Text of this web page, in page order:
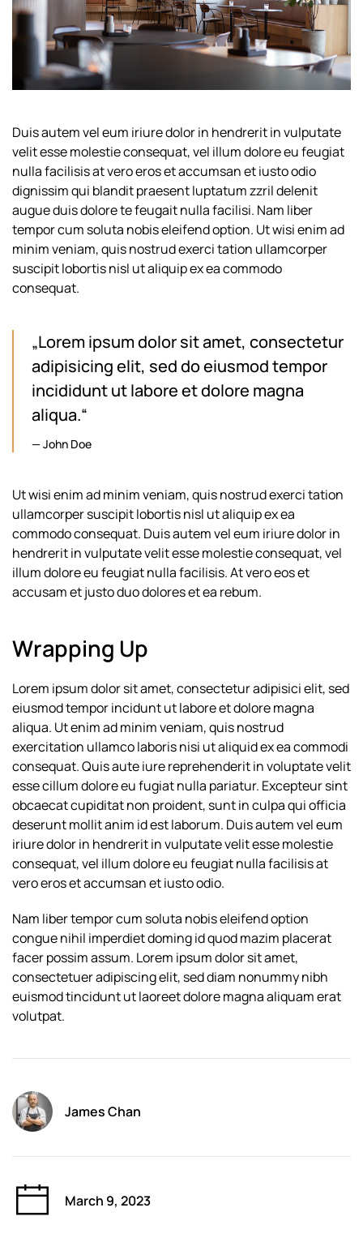
Duis autem vel eum iriure dolor in hendrerit in vulputate
velit esse molestie consequat, vel illum dolore eu feugiat
nulla facilisis at vero eros et accumsan et iusto odio
dignissim qui blandit praesent luptatum zzril delenit
augue duis dolore te feugait nulla facilisi. Nam liber
tempor cum soluta nobis eleifend option. Ut wisi enim ad
minim veniam, quis nostrud exerci tation ullamcorper
suscipit lobortis nisl ut aliquip ex ea commodo
consequat.
„Lorem ipsum dolor sit amet, consectetur
adipisicing elit, sed do eiusmod tempor
incididunt ut labore et dolore magna
aliqua.“
John Doe
Ut wisi enim ad minim veniam, quis nostrud exerci tation
ullamcorper suscipit lobortis nisl ut aliquip ex ea
commodo consequat. Duis autem vel eum iriure dolor in
hendrerit in vulputate velit esse molestie consequat, vel
illum dolore eu feugiat nulla facilisis. At vero eos et
accusam et justo duo dolores et ea rebum.
Wrapping Up
Lorem ipsum dolor sit amet, consectetur adipisici elit, sed
eiusmod tempor incidunt ut labore et dolore magna
aliqua. Ut enim ad minim veniam, quis nostrud
exercitation ullamco laboris nisi ut aliquid ex ea commodi
consequat. Quis aute iure reprehenderit in voluptate velit
esse cillum dolore eu fugiat nulla pariatur. Excepteur sint
obcaecat cupiditat non proident, sunt in culpa qui officia
deserunt mollit anim id est laborum. Duis autem vel eum
iriure dolor in hendrerit in vulputate velit esse molestie
consequat, vel illum dolore eu feugiat nulla facilisis at
vero eros et accumsan et iusto odio.
Nam liber tempor cum soluta nobis eleifend option
congue nihil imperdiet doming id quod mazim placerat
facer possim assum. Lorem ipsum dolor sit amet,
consectetuer adipiscing elit, sed diam nonummy nibh
euismod tincidunt ut laoreet dolore magna aliquam erat
volutpat.
James Chan
March 9, 2023